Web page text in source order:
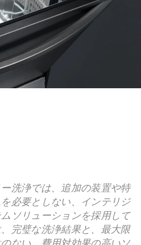
洗浄では、追加の装置や特
必要としない、インテリジ
ソリューションを採用して
完璧な洗浄結果と、最大限